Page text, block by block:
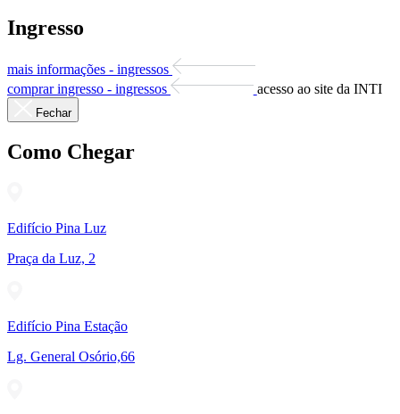
Ingresso
mais informações - ingressos
comprar ingresso - ingressos
acesso ao site da INTI
Fechar
Como Chegar
Edifício Pina Luz
Praça da Luz, 2
Edifício Pina Estação
Lg. General Osório,66